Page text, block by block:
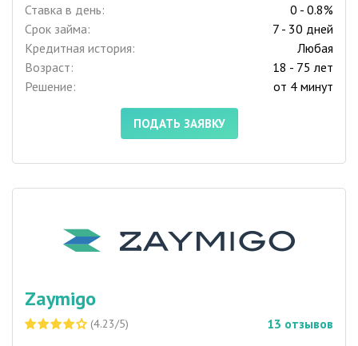
Ставка в день:
0 - 0.8%
Срок займа:
7 - 30 дней
Кредитная история:
Любая
Возраст:
18 - 75 лет
Решение:
от 4 минут
ПОДАТЬ ЗАЯВКУ
Zaymigo
(4.23/5) 13 отзывов